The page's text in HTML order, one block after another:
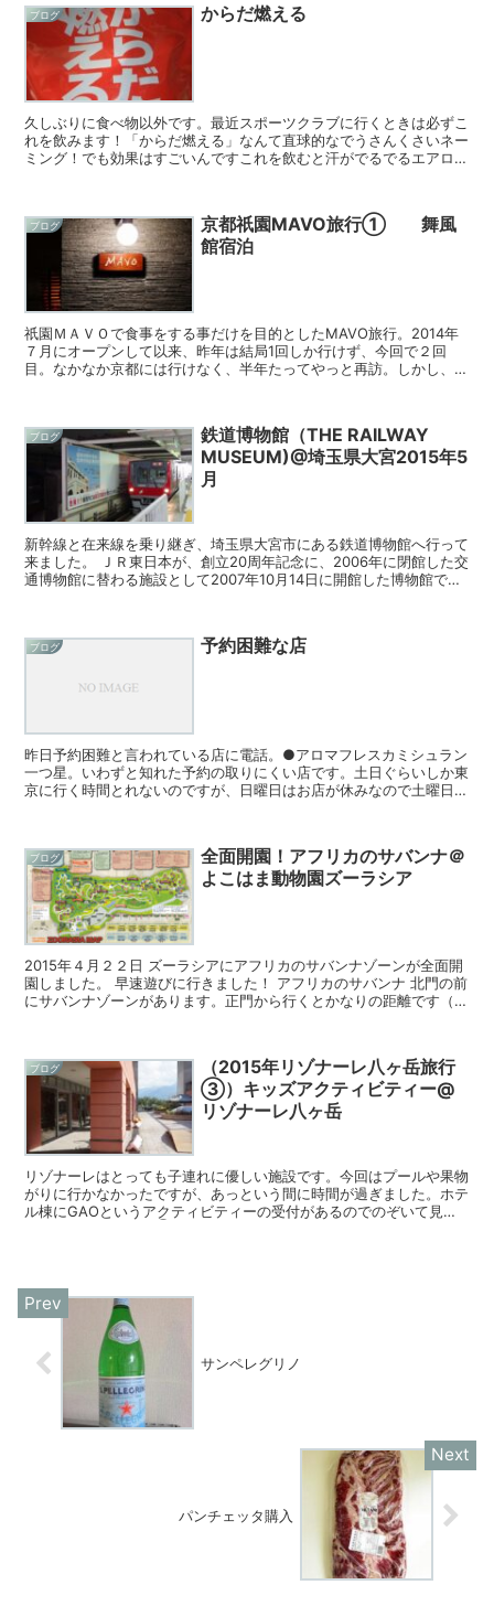
ブログ からだ燃える
久しぶりに食べ物以外です。最近スポーツクラブに行くときは必ずこ
れを飲みます！「からだ燃える」なんて直球的なでうさんくさいネー
ミング！でも効果はすごいんですこれを飲むと汗がでるでるエアロビ
ブログ
京都祇園MAVO旅行① 舞風
館宿泊
祇園ＭＡＶＯで食事をする事だけを目的としたMAVO旅行。2014年
７月にオープンして以来、昨年は結局1回しか行けず、今回で２回
目。なかなか京都には行けなく、半年たってやっと再訪。しかし、な
ブログ
鉄道博物館（THE RAILWAY
MUSEUM)@埼玉県大宮2015年5
月
新幹線と在来線を乗り継ぎ、埼玉県大宮市にある鉄道博物館へ行って
来ました。 ＪＲ東日本が、創立20周年記念に、2006年に閉館した交
通博物館に替わる施設として2007年10月14日に開館した博物館で
ブログ 予約困難な店
昨日予約困難と言われている店に電話。●アロマフレスカミシュラン
一つ星。いわずと知れた予約の取りにくい店です。土日ぐらいしか東
京に行く時間とれないのですが、日曜日はお店が休みなので土曜日限
ブログ
全面開園！アフリカのサバンナ＠
よこはま動物園ズーラシア
2015年４月２２日 ズーラシアにアフリカのサバンナゾーンが全面開
園しました。 早速遊びに行きました！ アフリカのサバンナ 北門の前
にサバンナゾーンがあります。正門から行くとかなりの距離です（急
ブログ
（2015年リゾナーレ八ヶ岳旅行
③）キッズアクティビティー@
リゾナーレ八ヶ岳
リゾナーレはとっても子連れに優しい施設です。今回はプールや果物
がりに行かなかったですが、あっという間に時間が過ぎました。ホテ
ル棟にGAOというアクティビティーの受付があるのでのぞいて見る
サンペレグリノ
パンチェッタ購入